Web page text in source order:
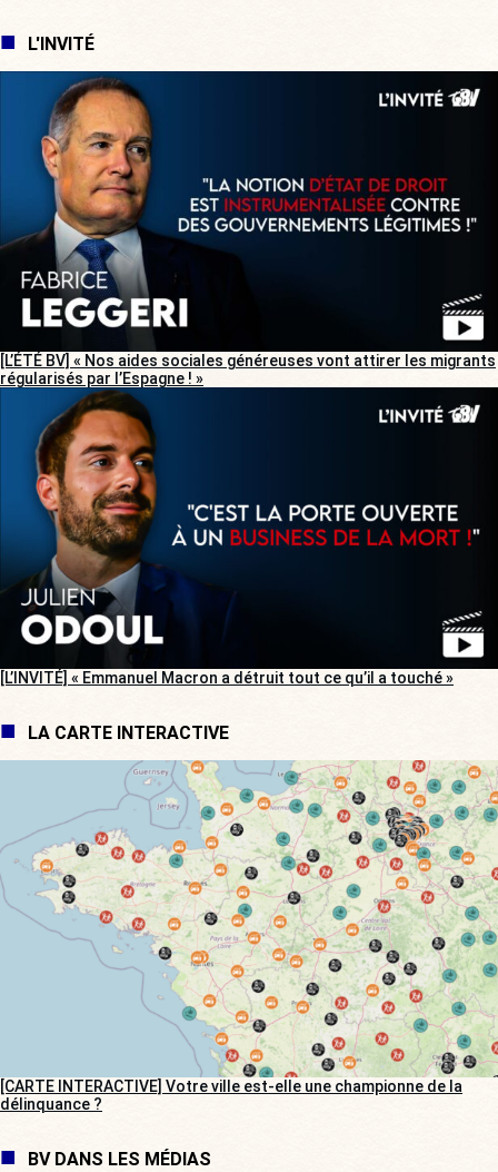
L'INVITÉ
[L’ÉTÉ BV] « Nos aides sociales généreuses vont attirer les migrants
régularisés par l’Espagne ! »
[L’INVITÉ] « Emmanuel Macron a détruit tout ce qu’il a touché »
LA CARTE INTERACTIVE
[CARTE INTERACTIVE] Votre ville est-elle une championne de la
délinquance ?
BV DANS LES MÉDIAS